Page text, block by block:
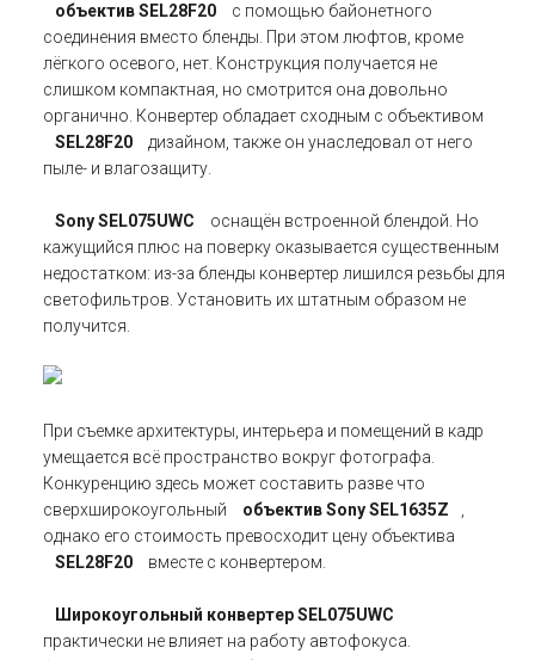
объектив SEL28F20
с помощью байонетного
соединения вместо бленды. При этом люфтов, кроме
лёгкого осевого, нет. Конструкция получается не
слишком компактная, но смотрится она довольно
органично. Конвертер обладает сходным с объективом
SEL28F20
дизайном, также он унаследовал от него
пыле- и влагозащиту.
Sony SEL075UWC
оснащён встроенной блендой. Но
кажущийся плюс на поверку оказывается существенным
недостатком: из-за бленды конвертер лишился резьбы для
светофильтров. Установить их штатным образом не
получится.
При съемке архитектуры, интерьера и помещений в кадр
умещается всё пространство вокруг фотографа.
Конкуренцию здесь может составить разве что
сверхширокоугольный
объектив Sony SEL1635Z
однако его стоимость превосходит цену объектива
SEL28F20
вместе с конвертером.
Широкоугольный конвертер SEL075UWC
практически не влияет на работу автофокуса.